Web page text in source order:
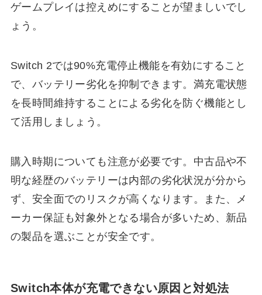
ゲームプレイは控えめにすることが望ましいでし
ょう。
Switch 2では90%充電停止機能を有効にすること
で、バッテリー劣化を抑制できます。満充電状態
を長時間維持することによる劣化を防ぐ機能とし
て活用しましょう。
購入時期についても注意が必要です。中古品や不
明な経歴のバッテリーは内部の劣化状況が分から
ず、安全面でのリスクが高くなります。また、メ
ーカー保証も対象外となる場合が多いため、新品
の製品を選ぶことが安全です。
Switch本体が充電できない原因と対処法